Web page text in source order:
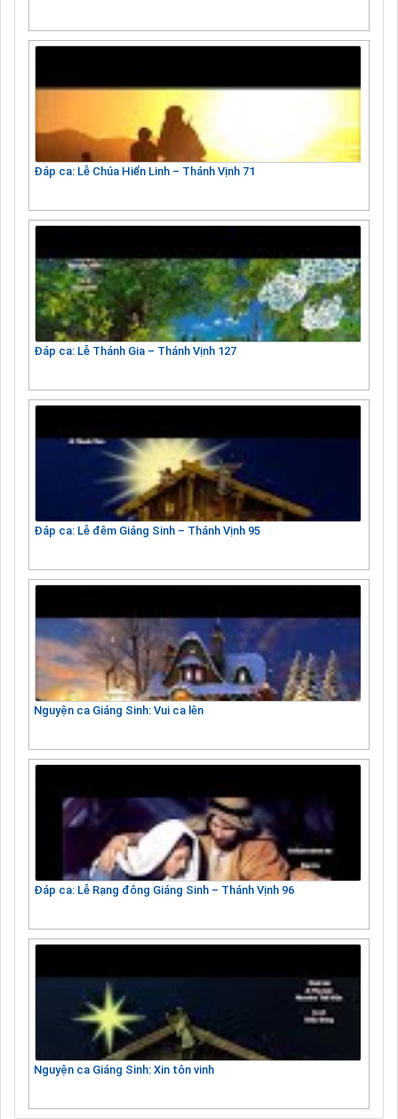
Đáp ca: Lễ Chúa Hiển Linh – Thánh Vịnh 71
Đáp ca: Lễ Thánh Gia – Thánh Vịnh 127
Đáp ca: Lễ đêm Giáng Sinh – Thánh Vịnh 95
Nguyện ca Giáng Sinh: Vui ca lên
Đáp ca: Lễ Rạng đông Giáng Sinh – Thánh Vịnh 96
Nguyện ca Giáng Sinh: Xin tôn vinh